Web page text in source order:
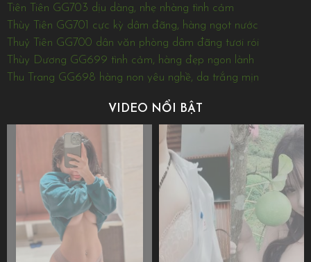
Tiên Tiên GG703 dịu dàng, nhẹ nhàng tình cảm
Thùy Tiên GG701 cực kỳ dâm đãng, hàng ngọt nước
Thuỷ Tiên GG700 dân văn phòng dâm đãng tươi rói
Thùy Dương GG699 tình cảm, hàng đẹp ngon lành
Thu Trang GG698 hàng non yêu nghề, da trắng mịn
VIDEO NỔI BẬT